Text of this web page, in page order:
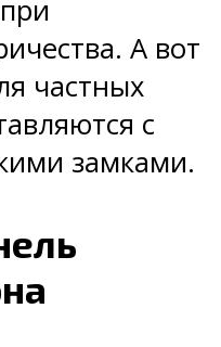
А вот
частных
с
замками.